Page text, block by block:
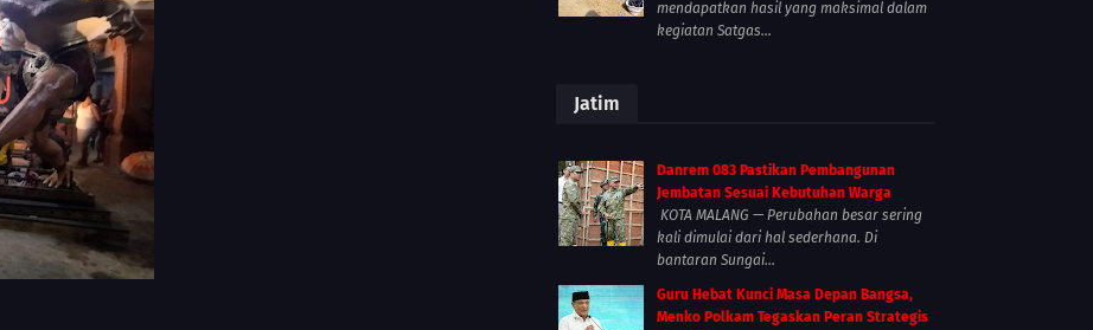
mendapatkan hasil yang maksimal dalam
kegiatan Satgas...
Jatim
Danrem 083 Pastikan Pembangunan
Jembatan Sesuai Kebutuhan Warga
KOTA MALANG — Perubahan besar sering
kali dimulai dari hal sederhana. Di
bantaran Sungai...
Guru Hebat Kunci Masa Depan Bangsa,
Menko Polkam Tegaskan Peran Strategis